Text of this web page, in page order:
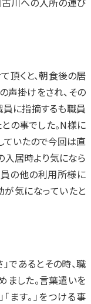
頂くと、朝食後の居
声掛けをされ、その
に指摘するも職員
の事でした。N様に
ていたので今回は直
入居時より気になら
員の他の利用所様に
気になっていたと
であるとその時、職
ました。言葉遣いを
ます。」をつける事